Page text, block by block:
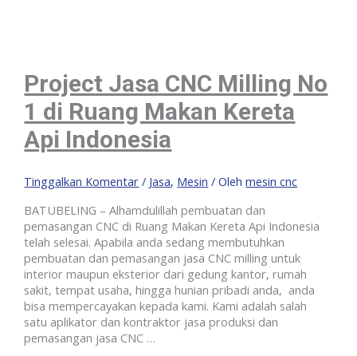
Project Jasa CNC Milling No
1 di Ruang Makan Kereta
Api Indonesia
Tinggalkan Komentar / Jasa, Mesin / Olehmesin cnc
BATUBELING – Alhamdulillah pembuatan dan
pemasangan CNC di Ruang Makan Kereta Api Indonesia
telah selesai. Apabila anda sedang membutuhkan
pembuatan dan pemasangan jasa CNC milling untuk
interior maupun eksterior dari gedung kantor, rumah
sakit, tempat usaha, hingga hunian pribadi anda, anda
bisa mempercayakan kepada kami. Kami adalah salah
satu aplikator dan kontraktor jasa produksi dan
pemasangan jasa CNC …